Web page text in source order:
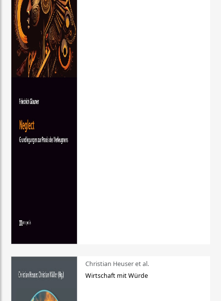
Christian Heuser et al.
Wirtschaft mit Würde